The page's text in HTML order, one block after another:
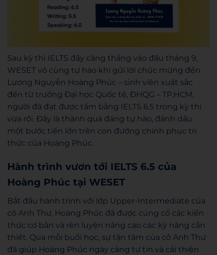
Sau kỳ thi IELTS đầy căng thẳng vào đầu tháng 9,
WESET vô cùng tự hào khi gửi lời chúc mừng đến
Lương Nguyễn Hoàng Phúc – sinh viên xuất sắc
đến từ trường Đại học Quốc tế, ĐHQG – TP.HCM,
người đã đạt được tấm bằng IELTS 6.5 trong kỳ thi
vừa rồi. Đây là thành quả đáng tự hào, đánh dấu
một bước tiến lớn trên con đường chinh phục tri
thức của Hoàng Phúc.
Hành trình vươn tới IELTS 6.5 của
Hoàng Phúc tại WESET
Bắt đầu hành trình với lớp Upper-Intermediate của
cô Anh Thư, Hoàng Phúc đã được củng cố các kiến
thức cơ bản và rèn luyện nâng cao các kỹ năng cần
thiết. Qua mỗi buổi học, sự tận tâm của cô Anh Thư
đã giúp Hoàng Phúc ngày càng tự tin và cải thiện